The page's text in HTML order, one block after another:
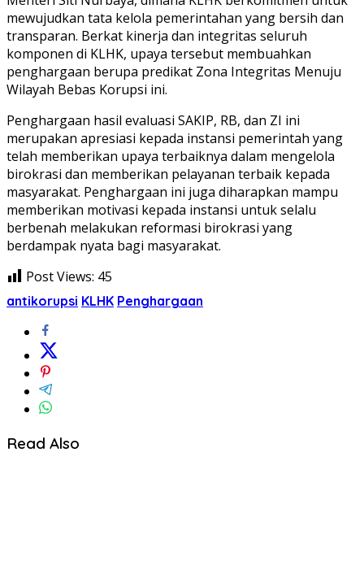
mewujudkan tata kelola pemerintahan yang bersih dan
transparan. Berkat kinerja dan integritas seluruh
komponen di KLHK, upaya tersebut membuahkan
penghargaan berupa predikat Zona Integritas Menuju
Wilayah Bebas Korupsi ini.
Penghargaan hasil evaluasi SAKIP, RB, dan ZI ini
merupakan apresiasi kepada instansi pemerintah yang
telah memberikan upaya terbaiknya dalam mengelola
birokrasi dan memberikan pelayanan terbaik kepada
masyarakat. Penghargaan ini juga diharapkan mampu
memberikan motivasi kepada instansi untuk selalu
berbenah melakukan reformasi birokrasi yang
berdampak nyata bagi masyarakat.
Post Views: 45
antikorupsi KLHK Penghargaan
Read Also